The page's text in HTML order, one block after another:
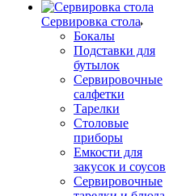
Сервировка стола
Бокалы
Подставки для
бутылок
Сервировочные
салфетки
Тарелки
Столовые
приборы
Емкости для
закусок и соусов
Сервировочные